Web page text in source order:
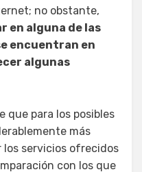
no obstante,
en alguna de las
encuentran en
algunas
que para los posibles
más
servicios ofrecidos
con los que